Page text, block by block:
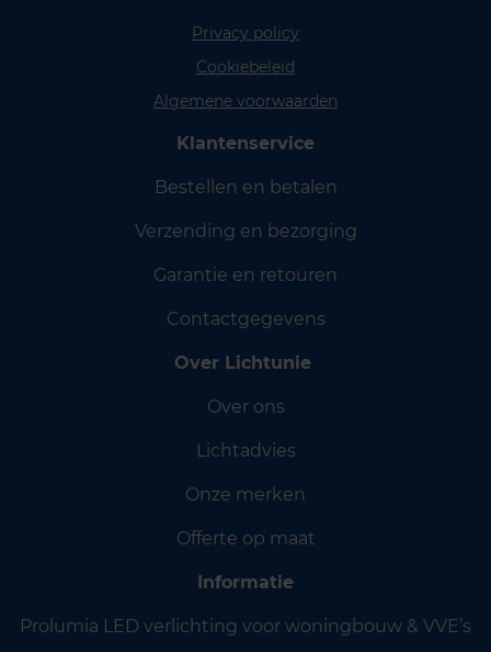
Privacy policy
Cookiebeleid
Algemene voorwaarden
Klantenservice
Bestellen en betalen
Verzending en bezorging
Garantie en retouren
Contactgegevens
Over Lichtunie
Over ons
Lichtadvies
Onze merken
Offerte op maat
Informatie
Prolumia LED verlichting voor woningbouw & VVE’s